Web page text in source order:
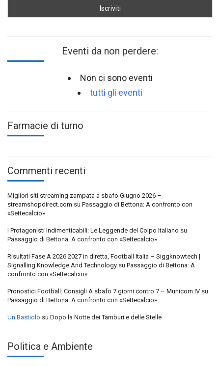
Eventi da non perdere:
Non ci sono eventi
tutti gli eventi
Farmacie di turno
Commenti recenti
Migliori siti streaming zampata a sbafo Giugno 2026 –
streamshopdirect.com su Passaggio di Bettona: A confronto con
«Settecalcio»
I Protagonisti Indimenticabili: Le Leggende del Colpo Italiano su
Passaggio di Bettona: A confronto con «Settecalcio»
Risultati Fase A 2026 2027 in diretta, Football Italia – Siggknowtech |
Signalling Knowledge And Technology su Passaggio di Bettona: A
confronto con «Settecalcio»
Pronostici Football: Consigli A sbafo 7 giorni contro 7 – Municorn IV su
Passaggio di Bettona: A confronto con «Settecalcio»
Un Bastiolo su Dopo la Notte dei Tamburi e delle Stelle
Politica e Ambiente